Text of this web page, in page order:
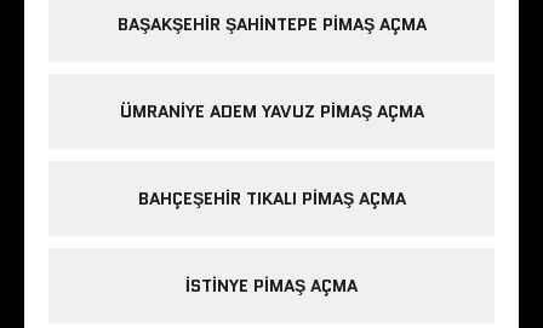
BAŞAKŞEHIR ŞAHINTEPE PIMAŞ AÇMA
ÜMRANIYE ADEM YAVUZ PIMAŞ AÇMA
BAHÇEŞEHIR TIKALI PIMAŞ AÇMA
ISTINYE PIMAŞ AÇMA